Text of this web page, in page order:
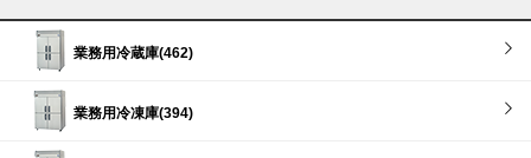
業務用冷蔵庫(462)
業務用冷凍庫(394)